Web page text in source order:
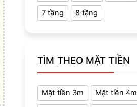
7 tầng 8 tầng
TÌM THEO MẶT TIỀN
Mặt tiền 3m Mặt tiền 4m